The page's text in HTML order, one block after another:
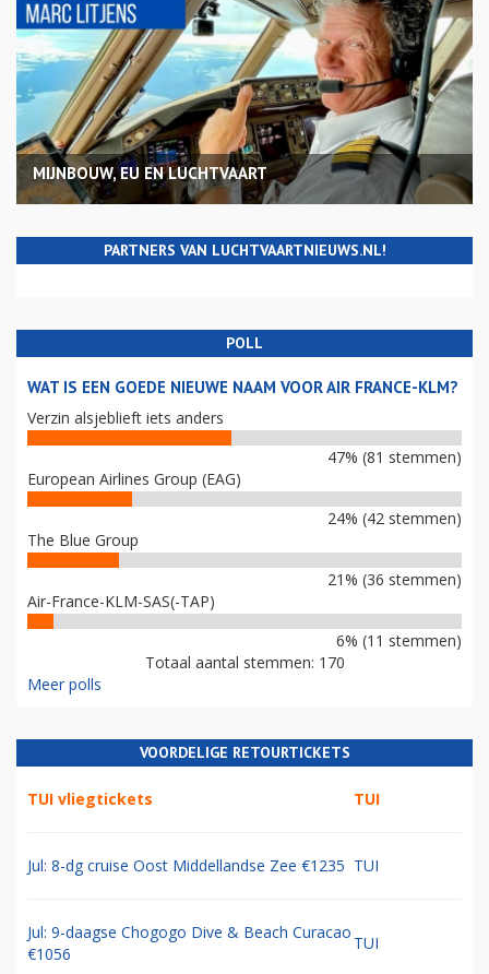
MIJNBOUW, EU EN LUCHTVAART
PARTNERS VAN LUCHTVAARTNIEUWS.NL!
POLL
WAT IS EEN GOEDE NIEUWE NAAM VOOR AIR FRANCE-KLM?
Verzin alsjeblieft iets anders
47% (81 stemmen)
European Airlines Group (EAG)
24% (42 stemmen)
The Blue Group
21% (36 stemmen)
Air-France-KLM-SAS(-TAP)
6% (11 stemmen)
Totaal aantal stemmen: 170
Meer polls
VOORDELIGE RETOURTICKETS
TUI vliegtickets TUI
Jul: 8-dg cruise Oost Middellandse Zee €1235 TUI
Jul: 9-daagse Chogogo Dive & Beach Curacao
€1056
TUI